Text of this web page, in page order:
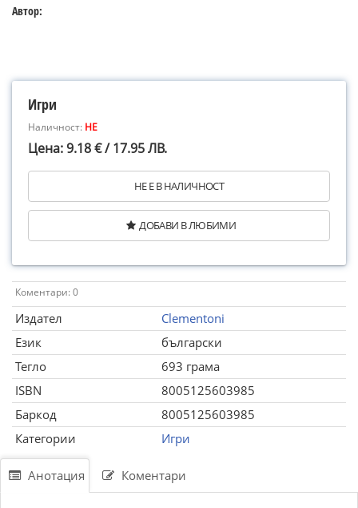
Автор:
Игри
Наличност: НЕ
Цена: 9.18 € / 17.95 ЛВ.
НЕ Е В НАЛИЧНОСТ
ДОБАВИ В ЛЮБИМИ
Коментари: 0
Издател
Clementoni
Език
български
Тегло
693 грама
ISBN
8005125603985
Баркод
8005125603985
Категории
Игри
Анотация Коментари